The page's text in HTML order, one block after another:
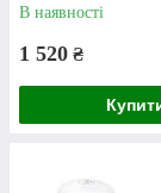
В наявності
1 520 ₴